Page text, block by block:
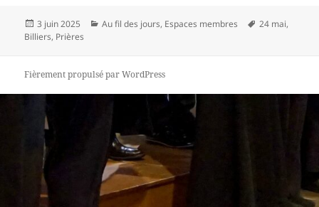
Publié
le
3 juin 2025 Catégories
Au fil des jours, Espaces membres
Mots-
24 mai,
Billiers, Prières
Fièrement propulsé par WordPress